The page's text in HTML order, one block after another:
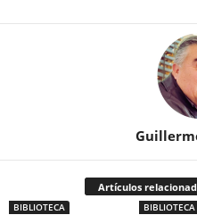
Artículos
BIBLIOTECA BIBLIOTECA